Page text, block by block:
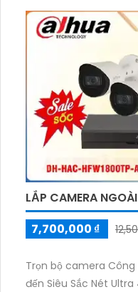
khả năng kết nối
và BCS HD với giá
này được trang bị
khả năng giảm thiểu
nghệ thiếu sáng Full
cao khi sử dụng cho
đó, công nghệ ban
camera hoạt động
và mang lại chất
LẮP CAMERA
7,700,000 ₫
Trọn bộ camera Công
đến Siêu Sắc Nét